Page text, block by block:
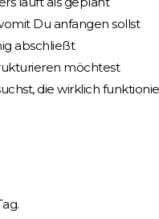
Du anfangen sollst
abschließt
möchtest
die wirklich